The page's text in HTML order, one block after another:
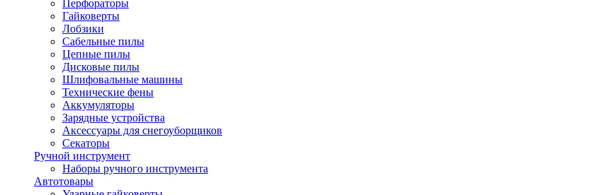
Перфораторы
Гайковерты
Лобзики
Сабельные пилы
Цепные пилы
Дисковые пилы
Шлифовальные машины
Технические фены
Аккумуляторы
Зарядные устройства
Аксессуары для снегоуборщиков
Секаторы
Ручной инструмент
Наборы ручного инструмента
Автотовары